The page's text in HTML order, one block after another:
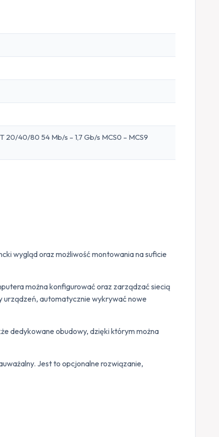
20/40/80 54 Mb/s – 1,7 Gb/s MCS0 – MCS9
wygląd oraz możliwość montowania na suficie
można konfigurować oraz zarządzać siecią
automatycznie wykrywać nowe
dedykowane obudowy, dzięki którym można
Jest to opcjonalne rozwiązanie,